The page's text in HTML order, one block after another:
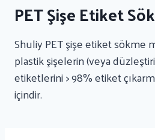
PET Şişe Etiket
Shuliy PET şişe etiket sökme
plastik şişelerin (veya
etiketlerini > 98% etiket
içindir.